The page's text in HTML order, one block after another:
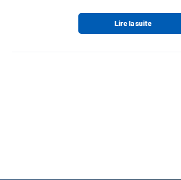
Lire la suite